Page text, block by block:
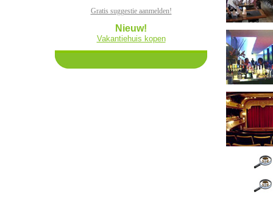
Gratis suggestie aanmelden!
Nieuw!
Vakantiehuis kopen